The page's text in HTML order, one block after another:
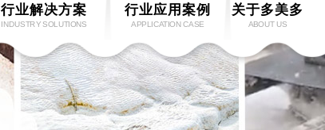
行业解决方案
INDUSTRY SOLUTIONS
行业应用案例
APPLICATION CASE
关于多美多
ABOUT US